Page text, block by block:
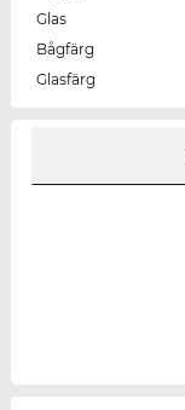
Glas
Bågfärg
Glasfärg